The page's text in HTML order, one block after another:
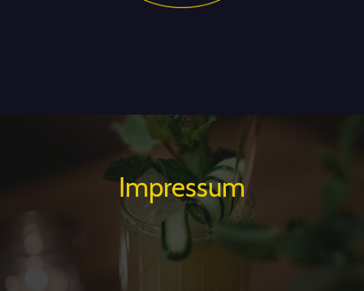
Impressum